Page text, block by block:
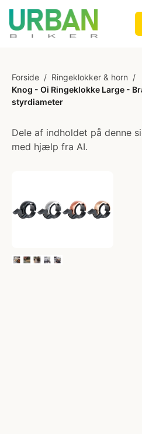
Forside / Ringeklokker & horn /
Knog - Oi Ringeklokke Large -
styrdiameter
Dele af indholdet på denne
med hjælp fra AI.